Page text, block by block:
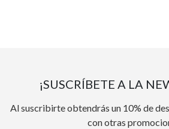
¡SUSCRÍBETE A LA
Al suscribirte obtendrás un 10% de
con otras